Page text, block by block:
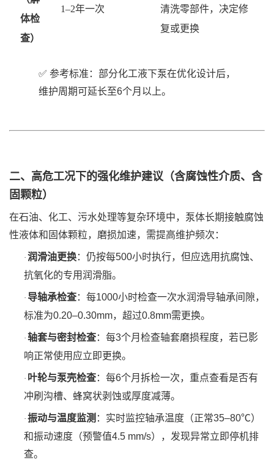
体检
查）
1–2年一次
清洗零部件，决定修
复或更换
✅ 参考标准：部分化工液下泵在优化设计后，
维护周期可延长至6个月以上。
二、高危工况下的强化维护建议（含腐蚀性介质、含
固颗粒）
在石油、化工、污水处理等复杂环境中，泵体长期接触腐蚀
性液体和固体颗粒，磨损加速，需提高维护频次：
· 润滑油更换‌：仍按每500小时执行，但应选用抗腐蚀、
抗氧化的专用润滑脂。
· 导轴承检查‌：每1000小时检查一次水润滑导轴承间隙，
标准为0.20–0.30mm，超过0.8mm需更换。
· 轴套与密封检查‌：每3个月检查轴套磨损程度，若已影
响正常使用应立即更换。
· 叶轮与泵壳检查‌：每6个月拆检一次，重点查看是否有
冲刷沟槽、蜂窝状剥蚀或厚度减薄。
· 振动与温度监测 ‌：实时监控轴承温度（正常35–80℃）
和振动速度（预警值4.5 mm/s），发现异常立即停机排
查。